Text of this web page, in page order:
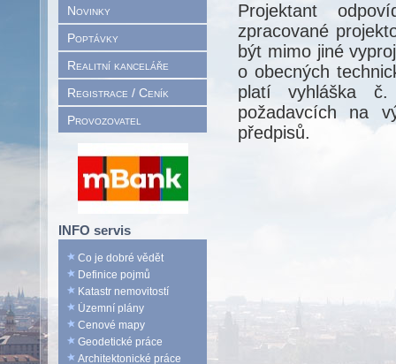
Novinky
Poptávky
Realitní kanceláře
Registrace / Ceník
Provozovatel
INFO servis
Co je dobré vědět
Definice pojmů
Katastr nemovitostí
Územní plány
Cenové mapy
Geodetické práce
Architektonické práce
Projektant
zpracované
být mimo jiné
o obecných
platí vyhláška č.
požadavcích na
předpisů.